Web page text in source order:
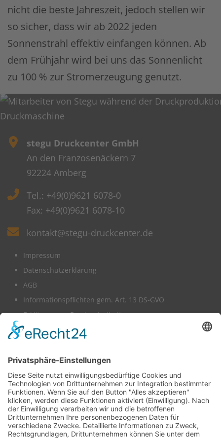
nicht die beste Jahreszeit, jedoch stellen wir
so sicher, dass wir ab 2022 jeden
Sonnenstrahl effektiv einfangen können. Ab
dem Frühjahr wird bei uns das Sonnenlicht
zu 100 % zur Stromerzeugung genutzt.
stegu Druckcenter GmbH
An den Franzosenäckern 7
92224 Amberg
Tel.: +49(0)9621 6078-0
Fax: +49(0)9621 6078-10
kontakt@stegu-druckcenter.de
Impressum
Datenschutzerklärung
AGB
Informationspflichten gem. Art. 13 DS-GVO
Erklärung zur Barrierefreiheit
Wir benötigen Ihre Zustimmung,
um den -Service zu laden!
Dieser Inhalt darf aufgrund von Trackern, die
Besuchern nicht offengelegt werden, nicht